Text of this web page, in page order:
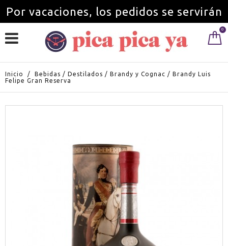
Por vacaciones, los pedidos se servirán
a partir del 1 de septiembre.
0
Inicio / Bebidas / Destilados / Brandy y Cognac / Brandy Luis
Felipe Gran Reserva